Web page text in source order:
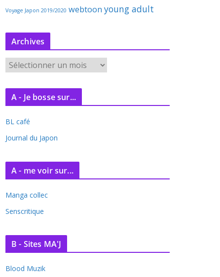
Voyage Japon 2019/2020 webtoon young adult
Archives
r
c
v
e
A - Je bosse sur...
BL café
Journal du Japon
A - me voir sur...
Manga collec
Senscritique
B - Sites MA'J
Blood Muzik